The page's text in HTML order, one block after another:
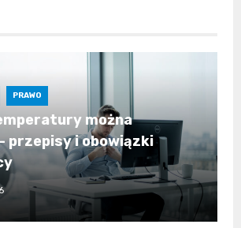
PRAWO
można
przepisy i obowiązki